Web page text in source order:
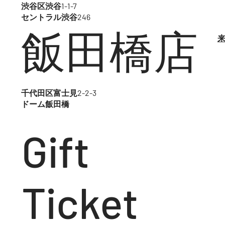
渋谷区渋谷1-1-7
セントラル渋谷246
飯田橋店
千代田区富士見2-2-3
ドーム飯田橋
Gift
Ticket